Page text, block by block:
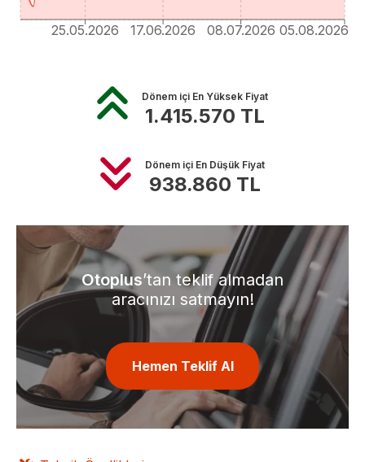
25.05.2026 17.06.2026 08.07.2026 05.08.2026
Dönem içi En Yüksek Fiyat
1.415.570 TL
Dönem içi En Düşük Fiyat
938.860 TL
Otoplus’tan teklif almadan
aracınızı satmayın!
Hemen Teklif Al